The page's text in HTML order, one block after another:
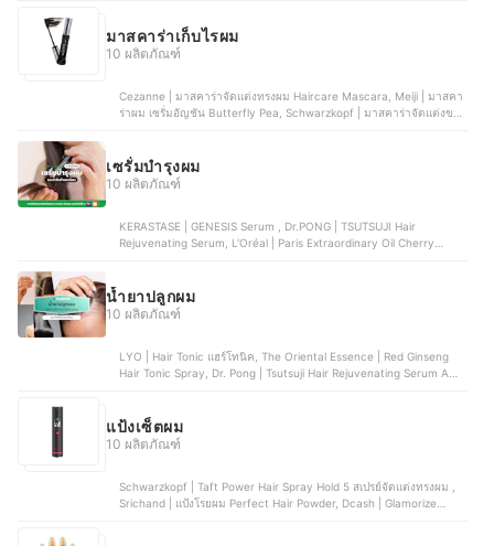
มาสคาร่าเก็บไรผม
10 ผลิตภัณฑ์
Cezanne | มาสคาร่าจัดแต่งทรงผม Haircare Mascara, Meiji | มาสคา
ร่าผม เซรั่มอัญชัน Butterfly Pea, Schwarzkopf | มาสคาร่าจัดแต่งขน
จัดแต่งทรงผม
เซรั่มบำรุงผม
10 ผลิตภัณฑ์
KERASTASE | GENESIS Serum , Dr.PONG | TSUTSUJI Hair
Rejuvenating Serum, L'Oréal | Paris Extraordinary Oil Cherry
น้ำยาปลูกผม
10 ผลิตภัณฑ์
LYO | Hair Tonic แฮร์โทนิค, The Oriental Essence | Red Ginseng
Hair Tonic Spray, Dr. Pong | Tsutsuji Hair Rejuvenating Serum Anti-
แป้งเซ็ตผม
10 ผลิตภัณฑ์
Schwarzkopf | Taft Power Hair Spray Hold 5 สเปรย์จัดแต่งทรงผม ,
Srichand | แป้งโรยผม Perfect Hair Powder, Dcash | Glamorize